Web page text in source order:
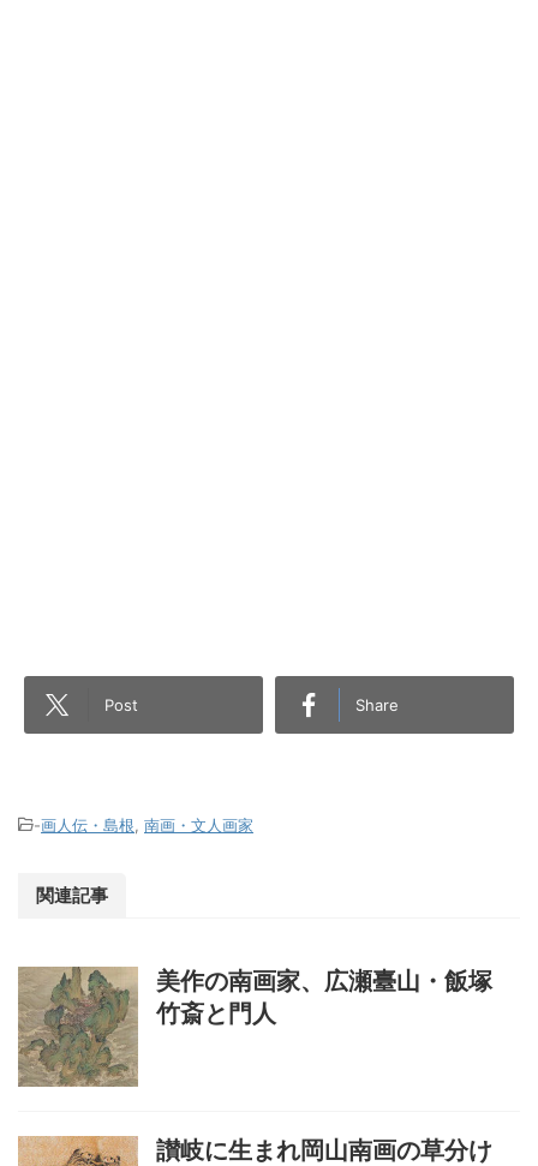
Post Share
-画人伝・島根 南画・文人画家
関連記事
美作の南画家、広瀬臺山・飯塚
竹斎と門人
讃岐に生まれ岡山南画の草分け